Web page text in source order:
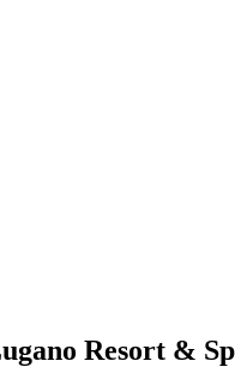
Resort &